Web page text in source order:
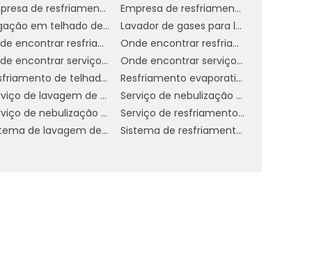
Empresa de resfriamento de telhado em sp
Empresa de resfriamento de telhado por aspersão
Irrigação em telhado de empresa
Lavador de gases para laboratório
Onde encontrar resfriamento de telhado com água
Onde encontrar resfriamento de telhado em sp
Onde encontrar serviço de nebulização ambientes
Onde encontrar serviço de nebulização ambientes em sp
Resfriamento de telhado por aspersão
Resfriamento evaporativo direto
Serviço de lavagem de gases industriais
Serviço de nebulização ambientes
Serviço de nebulização de ambientes para indústrias em sp
Serviço de resfriamento de telhado
Sistema de lavagem de gases
Sistema de resfriamento adiabático evaporativo